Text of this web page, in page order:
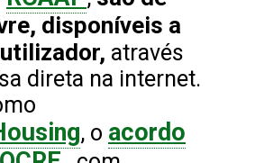
disponíveis a
através
direta na internet.
, o acordo